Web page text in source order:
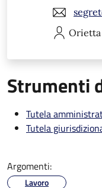
Orietta
Strumenti
Tutela
Tutela
Argomenti:
Lavoro